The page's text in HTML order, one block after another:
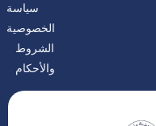
سياسة
الخصوصية
الشروط
والأحكام